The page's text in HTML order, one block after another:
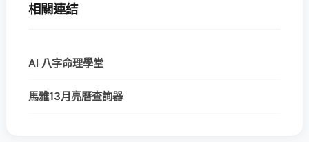
相關連結
AI 八字命理學堂
馬雅13月亮曆查詢器